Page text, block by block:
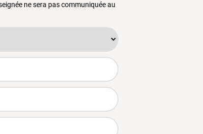
ne sera pas communiquée au